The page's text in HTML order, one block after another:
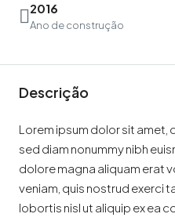
2016
Ano de construção
Descrição
Lorem ipsum dolor sit amet,
sed diam nonummy nibh
dolore magna aliquam erat
veniam, quis nostrud exerci
lobortis nisl ut aliquip ex ea